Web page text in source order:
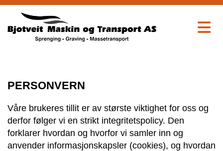
PERSONVERN
Våre brukeres tillit er av største viktighet for oss og
derfor følger vi en strikt integritetspolicy. Den
forklarer hvordan og hvorfor vi samler inn og
anvender informasjonskapsler (cookies), og hvordan